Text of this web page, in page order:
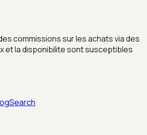
commissions sur les achats via des
et la disponibilite sont susceptibles
Search